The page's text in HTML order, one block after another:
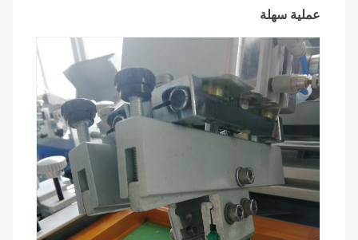
عملية سهلة